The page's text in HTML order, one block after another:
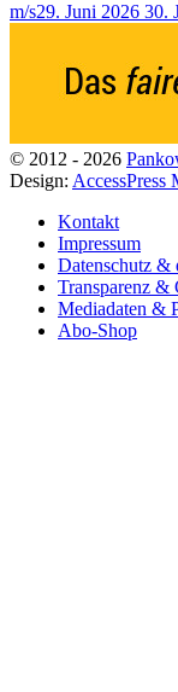
m/s29. Juni 2026 30.
© 2012 - 2026
Design: AccessPress
Kontakt
Impressum
Datenschutz &
Transparenz &
Mediadaten &
Abo-Shop